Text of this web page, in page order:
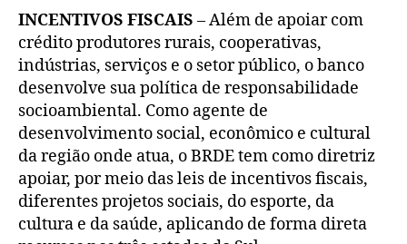
INCENTIVOS FISCAIS – Além de apoiar com
crédito produtores rurais, cooperativas,
indústrias, serviços e o setor público, o banco
desenvolve sua política de responsabilidade
socioambiental. Como agente de
desenvolvimento social, econômico e cultural
da região onde atua, o BRDE tem como diretriz
apoiar, por meio das leis de incentivos fiscais,
diferentes projetos sociais, do esporte, da
cultura e da saúde, aplicando de forma direta